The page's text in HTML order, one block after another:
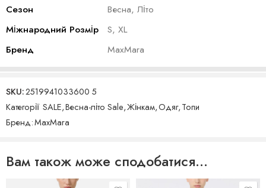
Сезон
Весна, Літо
Міжнародний Розмір
S, XL
Бренд
MaxMara
SKU:2519941033600 5
Категорії SALE,Весна-літо Sale,Жінкам,Одяг,Топи
Бренд:MaxMara
Вам також може сподобатися…